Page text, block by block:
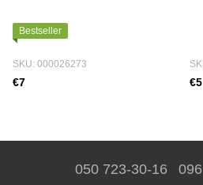
Bestseller
SKU: 000026273
€7 €5
050 723-30-16